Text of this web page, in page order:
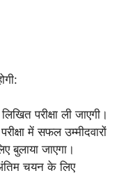
परीक्षा ली जाएगी।
में सफल उम्मीदवारों
बुलाया जाएगा।
चयन के लिए